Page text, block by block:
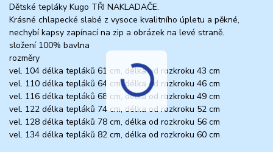
Dětské tepláky Kugo TŘI NAKLADAČE.
Krásné chlapecké slabé z vysoce kvalitního úpletu a pěkné,
nechybí kapsy zapínací na zip a obrázek na levé straně.
složení 100% bavlna
rozměry
vel. 104 délka tepláků 61 cm, délka od rozkroku 43 cm
vel. 110 délka tepláků 64 cm, délka od rozkroku 46 cm
vel. 116 délka tepláků 68 cm, délka od rozkroku 49 cm
vel. 122 délka tepláků 74 cm, délka od rozkroku 52 cm
vel. 128 délka tepláků 78 cm, délka od rozkroku 56 cm
vel. 134 délka tepláků 82 cm, délka od rozkroku 60 cm